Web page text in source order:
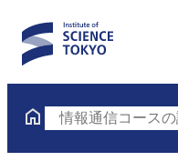
情報通信コース